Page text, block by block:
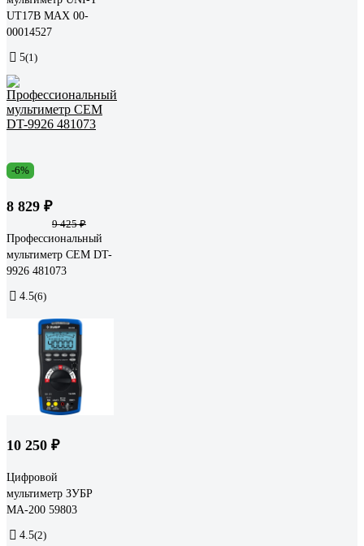
UT17B MAX 00-
00014527
5(1)
-6%
8 829 ₽
9 425 ₽
Профессиональный
мультиметр СЕМ DT-
9926 481073
4.5(6)
10 250 ₽
Цифровой
мультиметр ЗУБР
МА-200 59803
4.5(2)